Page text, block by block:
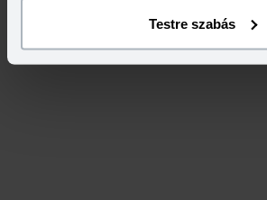
Testre szabás